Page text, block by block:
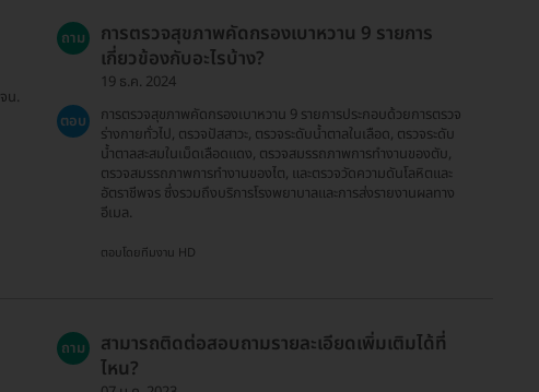
น.
ถาม
การตรวจสุขภาพคัดกรองเบาหวาน 9 รายการ
เกี่ยวข้องกับอะไรบ้าง?
19 ธ.ค. 2024
ตอบ
การตรวจสุขภาพคัดกรองเบาหวาน 9 รายการประกอบด้วยการตรวจ
ร่างกายทั่วไป, ตรวจปัสสาวะ, ตรวจระดับน้ำตาลในเลือด, ตรวจระดับ
น้ำตาลสะสมในเม็ดเลือดแดง, ตรวจสมรรถภาพการทำงานของตับ,
ตรวจสมรรถภาพการทำงานของไต, และตรวจวัดความดันโลหิตและ
อัตราชีพจร ซึ่งรวมถึงบริการโรงพยาบาลและการส่งรายงานผลทาง
อีเมล.
ตอบโดยทีมงาน HD
ถาม
สามารถติดต่อสอบถามรายละเอียดเพิ่มเติมได้ที่
ไหน?